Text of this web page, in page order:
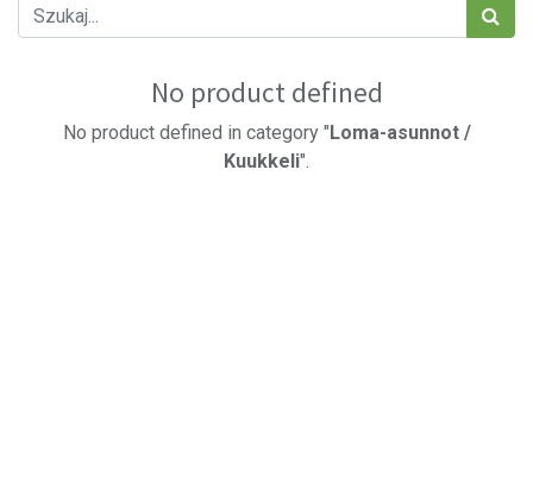
No product defined
No product defined in category " Loma-asunnot /
Kuukkeli".